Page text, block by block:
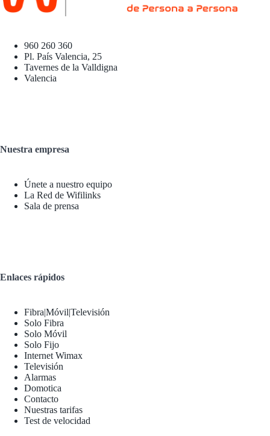
960 260 360
Pl. País Valencia, 25
Tavernes de la Valldigna
Valencia
Nuestra empresa
Únete a nuestro equipo
La Red de Wifilinks
Sala de prensa
Enlaces rápidos
Fibra|Móvil|Televisión
Solo Fibra
Solo Móvil
Solo Fijo
Internet Wimax
Televisión
Alarmas
Domotica
Contacto
Nuestras tarifas
Test de velocidad